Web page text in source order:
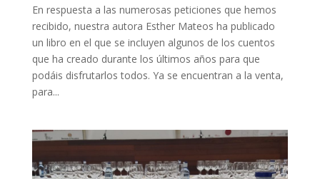
En respuesta a las numerosas peticiones que hemos
recibido, nuestra autora Esther Mateos ha publicado
un libro en el que se incluyen algunos de los cuentos
que ha creado durante los últimos años para que
podáis disfrutarlos todos. Ya se encuentran a la venta,
para...